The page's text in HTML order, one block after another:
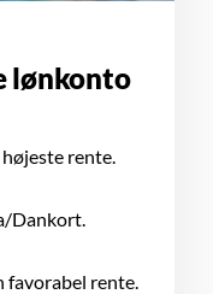
lønkonto
rente.
Dankort.
favorabel rente.